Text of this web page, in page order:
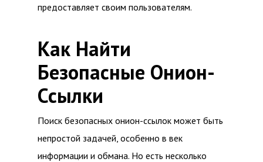
предоставляет своим пользователям.
Как Найти
Безопасные Онион-
Ссылки
Поиск безопасных онион-ссылок может быть
непростой задачей, особенно в век
информации и обмана. Но есть несколько